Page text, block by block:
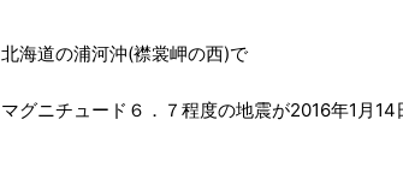
北海道の浦河沖(襟裳岬の西)で
マグニチュード６．７程度の地震が2016年1月14